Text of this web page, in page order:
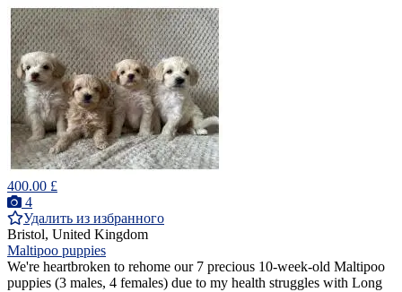
400.00 £
4
Удалить из избранного
Bristol, United Kingdom
Maltipoo puppies
We're heartbroken to rehome our 7 precious 10-week-old Maltipoo
puppies (3 males, 4 females) due to my health struggles with Long